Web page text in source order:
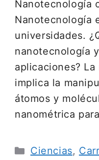
Nanotecnología
Nanotecnología
universidades.
nanotecnología
aplicaciones?
implica la
átomos y
nanométrica
Categorías
Ciencias,